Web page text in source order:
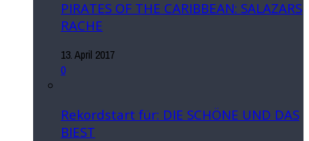
PIRATES OF THE CARIBBEAN: SALAZARS
RACHE
13. April 2017
0
Rekordstart für: DIE SCHÖNE UND DAS
BIEST